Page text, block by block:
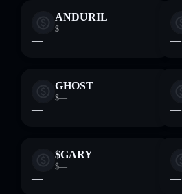
ANDURIL
$—
— —
GHOST
$—
— —
$GARY
$—
— —